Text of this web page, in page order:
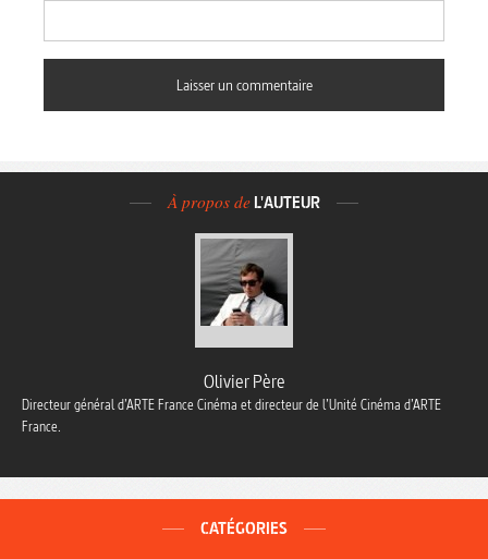
À propos de L'AUTEUR
Olivier Père
Directeur général d’ARTE France Cinéma et directeur de l’Unité Cinéma d’ARTE
France.
CATÉGORIES